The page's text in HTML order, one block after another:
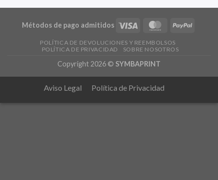
Métodos de pago admitidos
POLÍTICA DE DEVOLUCIONES Y REEMBOLSOS
POLÍTICA DE PRIVACIDAD
SOBRE NOSOTROS
Copyright 2026 © SYMBAPRINT
Aviso Legal Política de Privacidad